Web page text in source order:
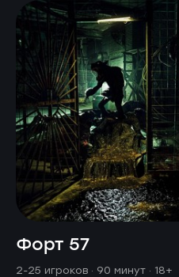
Форт 57
2-25 игроков · 90 минут · 18+